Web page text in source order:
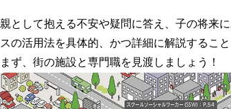
親として抱える不安や疑問に答え、子の将来
スの活用法を具体的、かつ詳細に解説するこ
まず、街の施設と専門職を見渡しましょう！